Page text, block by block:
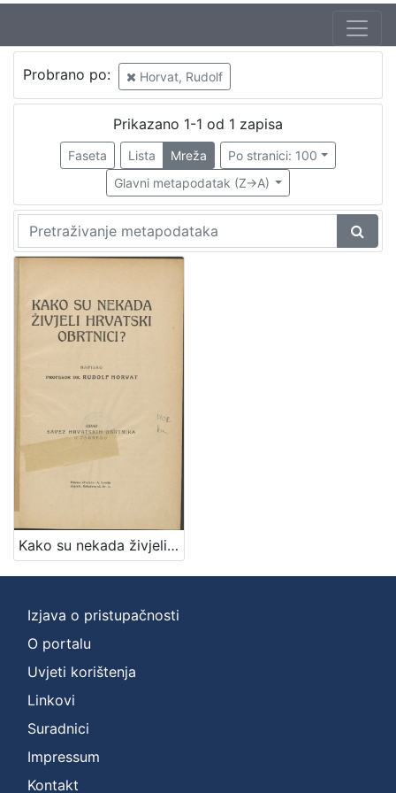
Probrano po: Horvat, Rudolf
Prikazano 1-1 od 1 zapisa
Faseta Lista Mreža
Po stranici: 100
Glavni metapodatak (Z->A)
Kako su nekada živjeli hrvatski obrtnici? / napisao Rudolf Horvat
Izjava o pristupačnosti
O portalu
Uvjeti korištenja
Linkovi
Suradnici
Impressum
Kontakt